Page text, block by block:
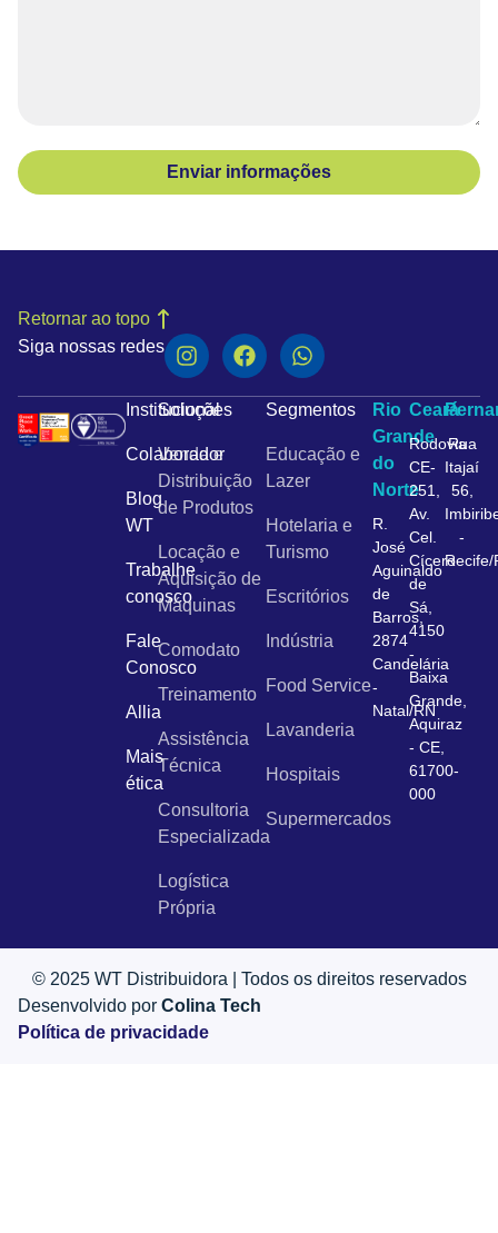
Enviar informações
Siga nossas redes
Retornar ao topo
Institucional
Colaborador
Blog
WT
Trabalhe
conosco
Fale
Conosco
Allia
Mais
ética
Soluções
Venda e
Distribuição
de Produtos
Locação e
Aquisição de
Máquinas
Comodato
Treinamento
Assistência
Técnica
Consultoria
Especializada
Logística
Própria
Segmentos
Educação e
Lazer
Hotelaria e
Turismo
Escritórios
Indústria
Food Service
Lavanderia
Hospitais
Supermercados
Rio
Grande
do
Norte
R.
José
Aguinaldo
de
Barros,
2874
Candelária
-
Natal/RN
Ceará
Rodovia
CE-
251,
Av.
Cel.
Cícero
de
Sá,
4150
-
Baixa
Grande,
Aquiraz
- CE,
61700-
000
Rua
Itajaí
56,
-
Recife/
© 2025 WT Distribuidora | Todos os direitos reservados
Desenvolvido por Colina Tech
Política de privacidade